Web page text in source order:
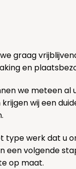
graag
en
we meteen al
wij een
type werk dat u
een volgende
op maat.